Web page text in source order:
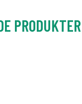
PRODUKTER